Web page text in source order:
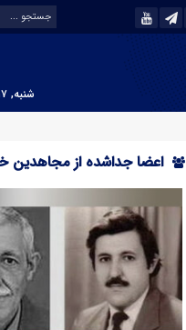
شنبه, ۱۷ مرداد , ۱۴۰۵
اعضا جداشده از مجاهدین